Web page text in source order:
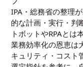
IPA・総務省の整理
的な計画・実行・判
トボットやRPAとは
業務効率化の恩恵は
キュリティ・コスト